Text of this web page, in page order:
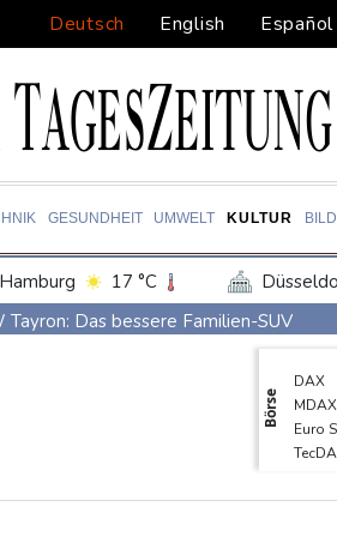
Deutsch English Español
GESUNDHEIT UMWELT KULTUR
Hamburg 17 °C
Leipzig 20 °C
Bremen
Wien
Das bessere Familien-SUV
kündigt "unermüdlichen" Kampf
Skandal zu: "Desolate Lage"
US-Anlagen: Amazon finanziert für
Cup für Müller und Vancouver
Börse
DAX
MDAX
Euro